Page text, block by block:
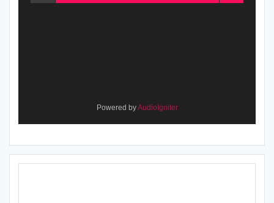
Powered byAudioIgniter